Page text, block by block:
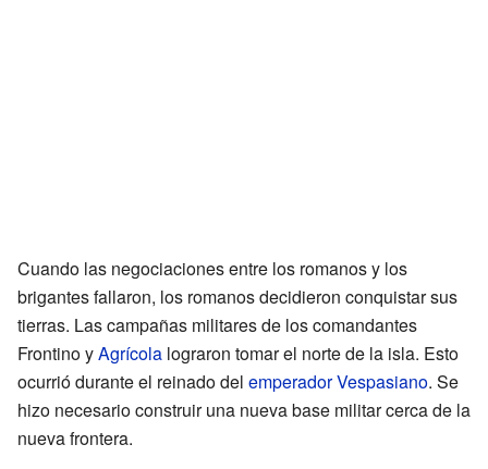
Cuando las negociaciones entre los romanos y los
brigantes fallaron, los romanos decidieron conquistar sus
tierras. Las campañas militares de los comandantes
Frontino yAgrícola lograron tomar el norte de la isla. Esto
ocurrió durante el reinado del emperadorVespasiano. Se
hizo necesario construir una nueva base militar cerca de la
nueva frontera.